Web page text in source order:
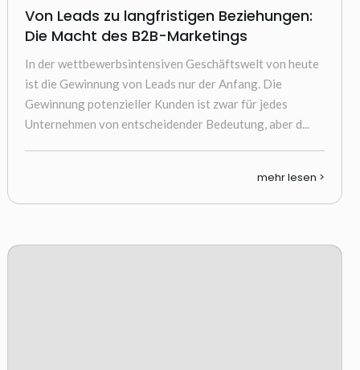
Von Leads zu langfristigen Beziehungen:
Die Macht des B2B-Marketings
In der wettbewerbsintensiven Geschäftswelt von heute
ist die Gewinnung von Leads nur der Anfang. Die
Gewinnung potenzieller Kunden ist zwar für jedes
Unternehmen von entscheidender Bedeutung, aber d...
mehr lesen >